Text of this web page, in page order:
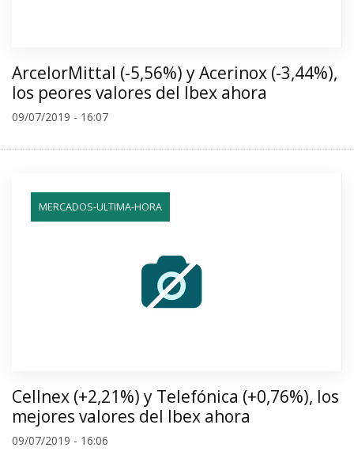
ArcelorMittal (-5,56%) y Acerinox (-3,44%),
los peores valores del Ibex ahora
09/07/2019 - 16:07
MERCADOS-ULTIMA-HORA
Cellnex (+2,21%) y Telefónica (+0,76%), los
mejores valores del Ibex ahora
09/07/2019 - 16:06